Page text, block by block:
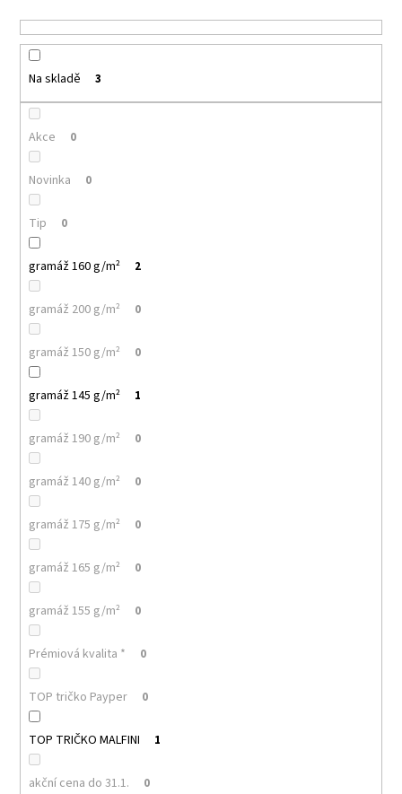
u
k
Na skladě 3
Akce 0
Novinka 0
Tip 0
gramáž 160 g/m² 2
gramáž 200 g/m² 0
gramáž 150 g/m² 0
gramáž 145 g/m² 1
gramáž 190 g/m² 0
gramáž 140 g/m² 0
gramáž 175 g/m² 0
gramáž 165 g/m² 0
gramáž 155 g/m² 0
Prémiová kvalita * 0
TOP tričko Payper 0
TOP TRIČKO MALFINI 1
akční cena do 31.1. 0
a
j
D
m
MALFINI
PURE
122
DÁMSKÉ
TRIČKO,
150
G,
100%
BAVLNA,
PROJMUTÝ
STŘIH
85
Kč